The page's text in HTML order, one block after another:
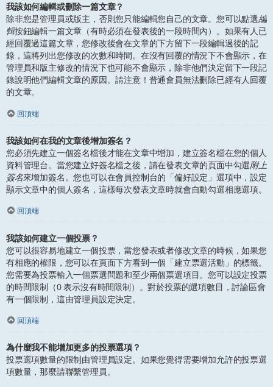
我該如何編輯或刪除一篇文章？
除非您是管理員或版主，否則您只能編輯您自己的文章。您可以點選編
輯按鈕編輯一篇文章（有時必須在發表後的一段時間內）。如果有人已
經回覆過這篇文章，您修改後會在文章的下方留下一段編輯過後的記
錄，這將列出您修改的次數和時間。在沒有回覆的情況下不會顯示，在
管理員和版主修改的情況下也可能不會顯示，除非他們決定留下一段記
錄說明他們編輯文章的原因。請注意！普通會員無法刪除已經有人回覆
的文章。
回頂端
我該如何在我的文章後增加簽名？
您必須先建立一個簽名檔後才能在文章中增加，建立簽名檔在您的個人
資料管理台。當您建立好簽名檔之後，請在發表文章的頁面中勾選附上
簽名來增加簽名。您也可以在會員控制台的「偏好設定」選項中，設定
顯示文章中的個人簽名，這樣每次發表文章時就會自動勾選相應選項。
回頂端
我該如何建立一個投票？
您可以很容易地建立一個投票，當您發表或者修改文章的時候，如果您
有相應的權限，您可以在頁面下方看到一個「建立票選活動」的標籤。
您需要為投票輸入一個票選問題和至少兩個票選項目。您可以設定投票
的時間限制（0 表示沒有時間限制）。對於投票的選項數目，討論區會
有一個限制，這由管理員設定決定。
回頂端
為什麼我不能增加更多的投票選項？
投票選項數量的限制由管理員設定。如果您覺得需要增加允許的投票選
項數量，那麼請聯繫管理員。